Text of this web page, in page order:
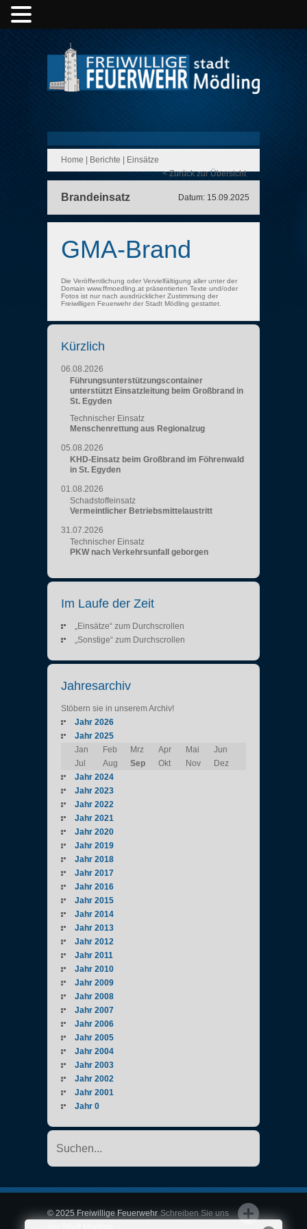
Home Berichte
Einsätze
< Zurück zur Übersicht
Brandeinsatz Datum: 15.09.2025
GMA-Brand
Die Veröffentlichung oder Vervielfältigung aller unter der
Domain www.ffmoedling.at präsentierten Texte und/oder
Fotos ist nur nach ausdrücklicher Zustimmung der
Freiwilligen Feuerwehr der Stadt Mödling gestattet.
Kürzlich
06.08.2026
Führungsunterstützungscontainer
unterstützt Einsatzleitung beim Großbrand in
St. Egyden
Technischer Einsatz
Menschenrettung aus Regionalzug
05.08.2026
KHD-Einsatz beim Großbrand im Föhrenwald
in St. Egyden
01.08.2026
Schadstoffeinsatz
Vermeintlicher Betriebsmittelaustritt
31.07.2026
Technischer Einsatz
PKW nach Verkehrsunfall geborgen
Im Laufe der Zeit
„Einsätze“ zum Durchscrollen
„Sonstige“ zum Durchscrollen
Jahresarchiv
Stöbern sie in unserem Archiv!
Jahr 2026
Jahr 2025
Jan
Feb Mrz Apr Mai
Jun
Jul
Aug Sep Okt Nov
Dez
Jahr 2024
Jahr 2023
Jahr 2022
Jahr 2021
Jahr 2020
Jahr 2019
Jahr 2018
Jahr 2017
Jahr 2016
Jahr 2015
Jahr 2014
Jahr 2013
Jahr 2012
Jahr 2011
Jahr 2010
Jahr 2009
Jahr 2008
Jahr 2007
Jahr 2006
Jahr 2005
Jahr 2004
Jahr 2003
Jahr 2002
Jahr 2001
Jahr 0
Schreiben Sie uns
© 2025 Freiwillige Feuerwehr